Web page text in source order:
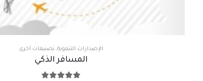
الإصدارات التنموية, تصنيفات أخرى
المسافر الذكي